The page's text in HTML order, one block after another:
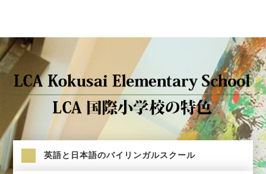
英語と日本語のバイリンガルスクール